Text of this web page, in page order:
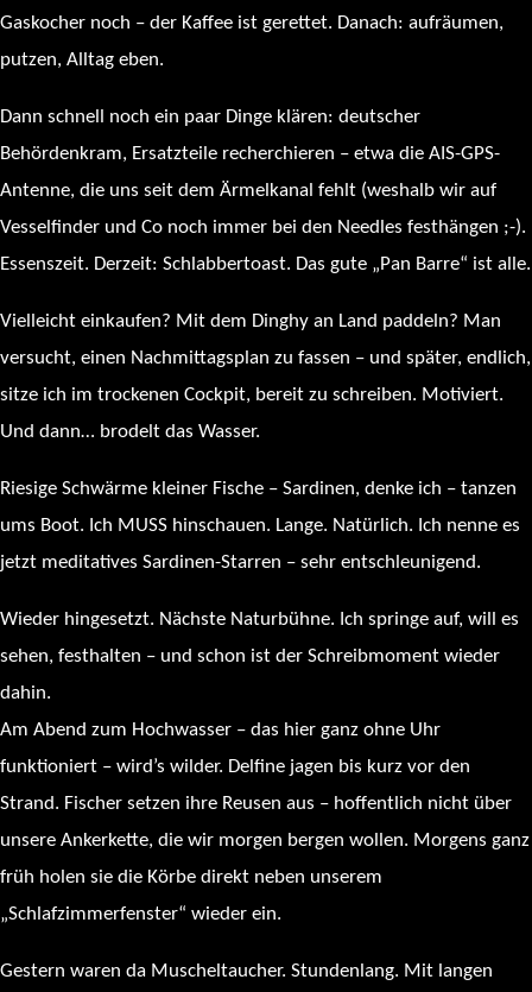
Gaskocher noch – der Kaffee ist gerettet. Danach: aufräumen,
putzen, Alltag eben.
Dann schnell noch ein paar Dinge klären: deutscher
Behördenkram, Ersatzteile recherchieren – etwa die AIS-GPS-
Antenne, die uns seit dem Ärmelkanal fehlt (weshalb wir auf
Vesselfinder und Co noch immer bei den Needles festhängen ;-).
Essenszeit. Derzeit: Schlabbertoast. Das gute „Pan Barre“ ist alle.
Vielleicht einkaufen? Mit dem Dinghy an Land paddeln? Man
versucht, einen Nachmittagsplan zu fassen – und später, endlich,
sitze ich im trockenen Cockpit, bereit zu schreiben. Motiviert.
Und dann… brodelt das Wasser.
Riesige Schwärme kleiner Fische – Sardinen, denke ich – tanzen
ums Boot. Ich MUSS hinschauen. Lange. Natürlich. Ich nenne es
jetzt meditatives Sardinen-Starren – sehr entschleunigend.
Wieder hingesetzt. Nächste Naturbühne. Ich springe auf, will es
sehen, festhalten – und schon ist der Schreibmoment wieder
dahin.
Am Abend zum Hochwasser – das hier ganz ohne Uhr
funktioniert – wird’s wilder. Delfine jagen bis kurz vor den
Strand. Fischer setzen ihre Reusen aus – hoffentlich nicht über
unsere Ankerkette, die wir morgen bergen wollen. Morgens ganz
früh holen sie die Körbe direkt neben unserem
„Schlafzimmerfenster“ wieder ein.
Gestern waren da Muscheltaucher. Stundenlang. Mit langen